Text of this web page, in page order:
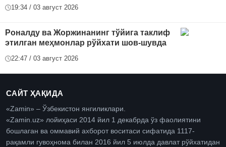
19:34 / 03 август 2026
Роналду ва Жоржинанинг тўйига таклиф
этилган меҳмонлар рўйхати шов-шувда
22:47 / 03 август 2026
САЙТ ҲАҚИДА
«Zamin» – Ўзбекистон янгиликлари.
«Zamin.uz» лойиҳаси 2014 йил 1 декабрда ўз фаолиятини
бошлаган ва оммавий ахборот воситаси сифатида 1117-
рақамли гувоҳнома билан 2016 йил 5 июлда давлат рўйхатидан